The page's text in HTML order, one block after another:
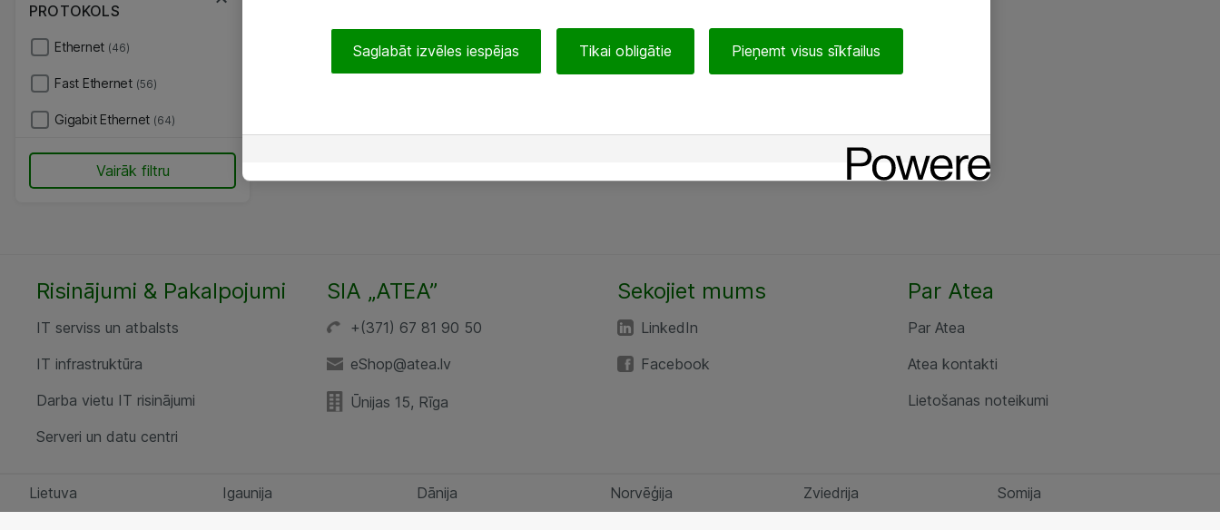
PROTOKOLS
Ethernet (46)
Fast Ethernet (56)
Gigabit Ethernet (64)
Vairāk filtru
Risinājumi & Pakalpojumi
IT serviss un atbalsts
IT infrastruktūra
Darba vietu IT risinājumi
Serveri un datu centri
SIA „ATEA”
+(371) 67 81 90 50
eShop@atea.lv
Ūnijas 15, Rīga
Sekojiet mums
LinkedIn
Facebook
Par Atea
Par Atea
Atea kontakti
Lietošanas noteikumi
Lietuva Igaunija Dānija Norvēģija Zviedrija Somija
Saglabāt izvēles iespējas Tikai obligātie Pieņemt visus sīkfailus